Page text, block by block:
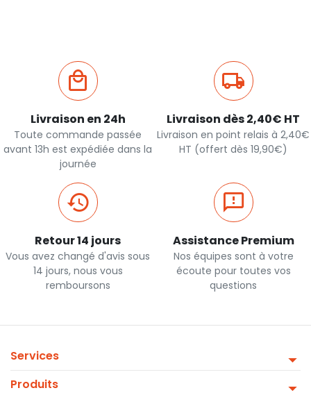
Livraison en 24h
Toute commande passée
avant 13h est expédiée dans la
journée
Livraison dès 2,40€ HT
Livraison en point relais à 2,40€
HT (offert dès 19,90€)
Retour 14 jours
Vous avez changé d'avis sous
14 jours, nous vous
remboursons
Assistance Premium
Nos équipes sont à votre
écoute pour toutes vos
questions
Services
Produits